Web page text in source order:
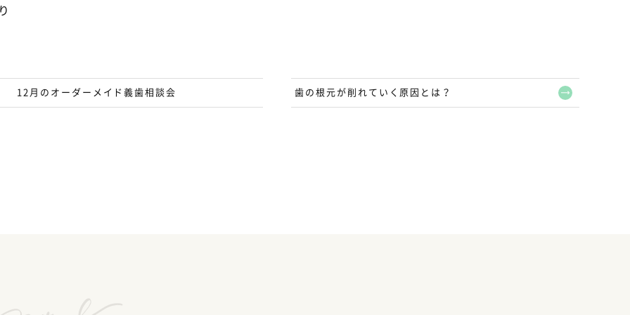
12月のオーダーメイド義歯相談会 歯の根元が削れていく原因とは？